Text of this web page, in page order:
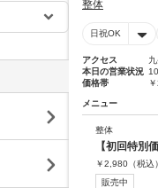
整体
日祝OK
アクセス
本日の営業状況
価格帯
メニュー
整体
【初回特別
￥2,980 （税込）
販売中